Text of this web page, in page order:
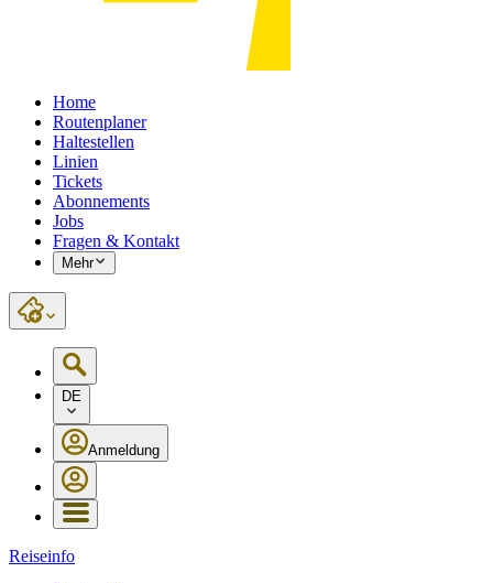
Home
Routenplaner
Haltestellen
Linien
Tickets
Abonnements
Jobs
Fragen & Kontakt
Mehr
DE
Anmeldung
Reiseinfo